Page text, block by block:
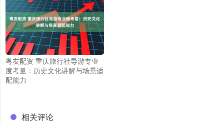
粤友配资 重庆旅行社导游专业
度考量：历史文化讲解与场景适
配能力
相关评论